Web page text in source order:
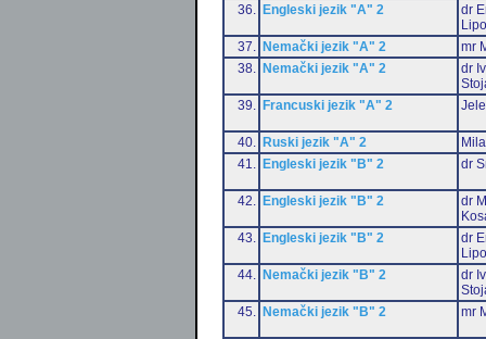
36.
Engleski jezik "A" 2
dr
37.
Nemački jezik "A" 2
mr
38.
Nemački jezik "A" 2
dr
39.
Francuski jezik "A" 2
40. Ruski jezik "A" 2
41.
Engleski jezik "B" 2 dr
42. Engleski jezik "B" 2
dr
43.
Engleski jezik "B" 2
dr
44.
Nemački jezik "B" 2
dr
45.
Nemački jezik "B" 2 mr